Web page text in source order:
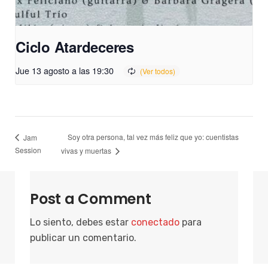
Ciclo Atardeceres
Jue 13 agosto a las 19:30
Jam
Session
Soy otra persona, tal vez más feliz que yo: cuentistas
vivas y muertas
Post a Comment
Lo siento, debes estar conectado para
publicar un comentario.